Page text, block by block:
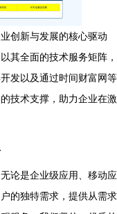
创新与发展的核心驱动
其全面的技术服务矩阵，
发以及通过时间财富网等
技术支撑，助力企业在激
论是企业级应用、移动应
的独特需求，提供从需求